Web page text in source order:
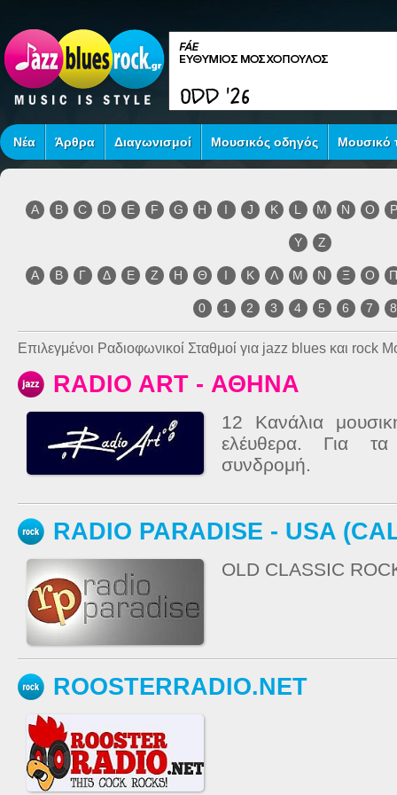
Νέα Άρθρα Διαγωνισμοί Μουσικός οδηγός Μουσικό
A B C D E F G H I J K L M N O P
Y Z
Α Β Γ Δ Ε Ζ Η Θ Ι Κ Λ Μ Ν Ξ Ο
0 1 2 3 4 5 6 7 8
Επιλεγμένοι Ραδιοφωνικοί Σταθμοί για jazz blues και rock
RADIO ART - ΑΘΗΝΑ
12 Κανάλια
ελέυθερα. Για τα
συνδρομή.
RADIO PARADISE - USA
OLD CLASSIC
ROOSTERRADIO.NET